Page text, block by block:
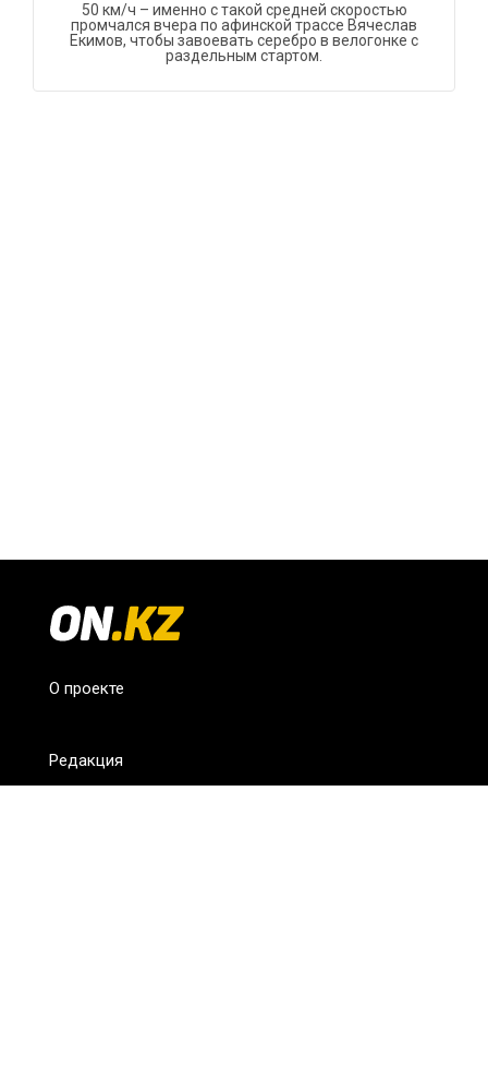
50 км/ч – именно с такой средней скоростью
промчался вчера по афинской трассе Вячеслав
Екимов, чтобы завоевать серебро в велогонке с
раздельным стартом.
О проекте
Редакция